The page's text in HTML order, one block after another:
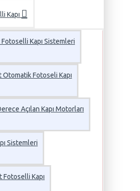
Kapı
Kapı Sistemleri
Otomatik Fotoseli Kapı
Açılan Kapı Motorları
Sistemleri
Fotoselli Kapı